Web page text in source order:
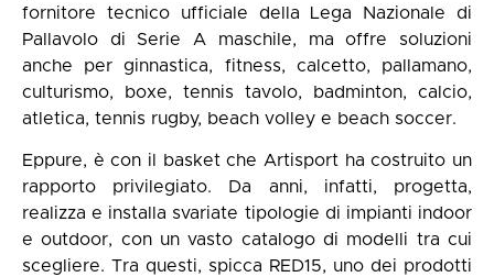
fornitore tecnico ufficiale della Lega Nazionale di
Pallavolo di Serie A maschile, ma offre soluzioni
anche per ginnastica, fitness, calcetto, pallamano,
culturismo, boxe, tennis tavolo, badminton, calcio,
atletica, tennis rugby, beach volley e beach soccer.
Eppure, è con il basket che Artisport ha costruito un
rapporto privilegiato. Da anni, infatti, progetta,
realizza e installa svariate tipologie di impianti indoor
e outdoor, con un vasto catalogo di modelli tra cui
scegliere. Tra questi, spicca RED15, uno dei prodotti